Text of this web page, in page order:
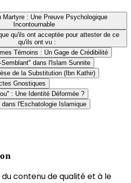
Martyre : Une Preuve Psychologique
Incontournable
qu'ils ont acceptée pour attester de ce
qu'ils ont vu :
Témoins : Un Gage de Crédibilité
dans l'Islam Sunnite
de la Substitution (Ibn Kathir)
Gnostiques
: Une Identité Déformée ?
dans l'Eschatologie Islamique
contenu de qualité et à le